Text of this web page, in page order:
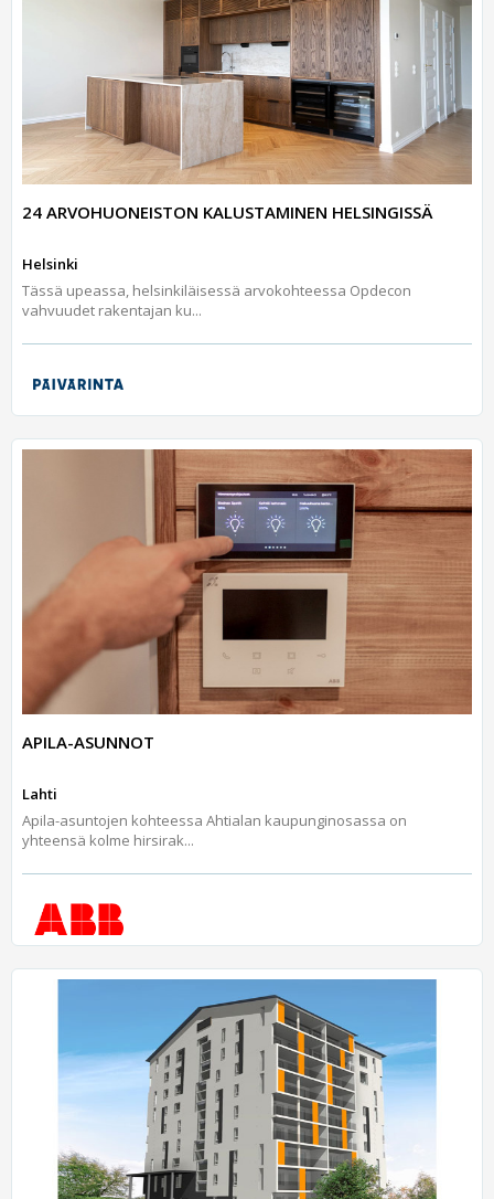
24 ARVOHUONEISTON KALUSTAMINEN HELSINGISSÄ
Helsinki
Tässä upeassa, helsinkiläisessä arvokohteessa Opdecon
vahvuudet rakentajan ku...
APILA-ASUNNOT
Lahti
Apila-asuntojen kohteessa Ahtialan kaupunginosassa on
yhteensä kolme hirsirak...